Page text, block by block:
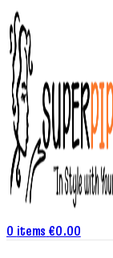
0 items €0.00